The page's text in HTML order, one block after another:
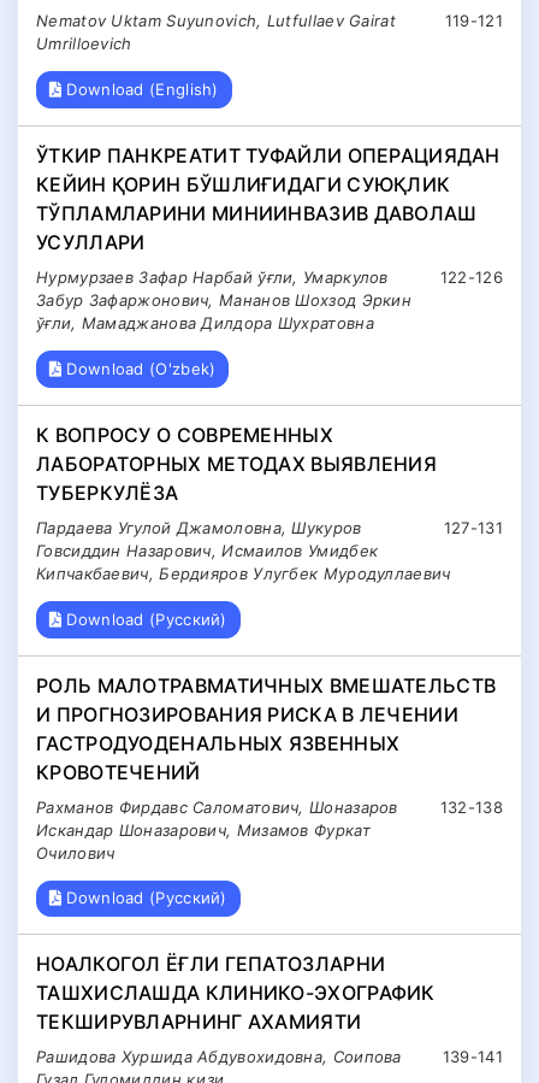
119-121
Nematov Uktam Suyunovich, Lutfullaev Gairat
Umrilloevich
Download (English)
ЎТКИР ПАНКРЕАТИТ ТУФАЙЛИ ОПЕРАЦИЯДАН
КЕЙИН ҚОРИН БЎШЛИҒИДАГИ СУЮҚЛИК
ТЎПЛАМЛАРИНИ МИНИИНВАЗИВ ДАВОЛАШ
УСУЛЛАРИ
122-126
Нурмурзаев Зафар Нарбай ўғли, Умаркулов
Забур Зафаржонович, Мананов Шохзод Эркин
ўғли, Мамаджанова Дилдора Шухратовна
Download (O'zbek)
К ВОПРОСУ О СОВРЕМЕННЫХ
ЛАБОРАТОРНЫХ МЕТОДАХ ВЫЯВЛЕНИЯ
ТУБЕРКУЛЁЗА
127-131
Пардаева Угулой Джамоловна, Шукуров
Говсиддин Назарович, Исмаилов Умидбек
Кипчакбаевич, Бердияров Улугбек Муродуллаевич
Download (Русский)
РОЛЬ МАЛОТРАВМАТИЧНЫХ ВМЕШАТЕЛЬСТВ
И ПРОГНОЗИРОВАНИЯ РИСКА В ЛЕЧЕНИИ
ГАСТРОДУОДЕНАЛЬНЫХ ЯЗВЕННЫХ
КРОВОТЕЧЕНИЙ
132-138
Рахманов Фирдавс Саломатович, Шоназаров
Искандар Шоназарович, Мизамов Фуркат
Очилович
Download (Русский)
НОАЛКОГОЛ ЁҒЛИ ГЕПАТОЗЛАРНИ
ТАШХИСЛАШДА КЛИНИКО-ЭХОГРАФИК
ТЕКШИРУВЛАРНИНГ АХАМИЯТИ
139-141
Рашидова Хуршида Абдувохидовна, Соипова